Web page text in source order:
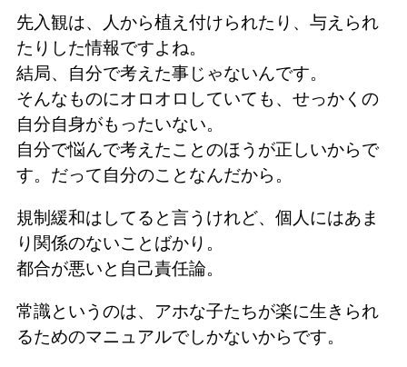
先入観は、人から植え付けられたり、与えられ
たりした情報ですよね。
結局、自分で考えた事じゃないんです。
そんなものにオロオロしていても、せっかくの
自分自身がもったいない。
自分で悩んで考えたことのほうが正しいからで
す。だって自分のことなんだから。
規制緩和はしてると言うけれど、個人にはあま
り関係のないことばかり。
都合が悪いと自己責任論。
常識というのは、アホな子たちが楽に生きられ
るためのマニュアルでしかないからです。